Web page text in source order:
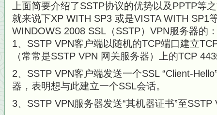
上面简要介绍了SSTP协议的优势以及PPTP等
就来说下XP WITH SP3 或是VISTA WITH SP1
WINDOWS 2008 SSL（SSTP）VPN服务器的
1、SSTP VPN客户端以随机的TCP端口建立
（常常是SSTP VPN 网关服务器）上的TCP
2、SSTP VPN客户端发送一个SSL “Client-
器，表明想与此建立一个SSL会话。
3、SSTP VPN服务器发送“其机器证书”至SSTP